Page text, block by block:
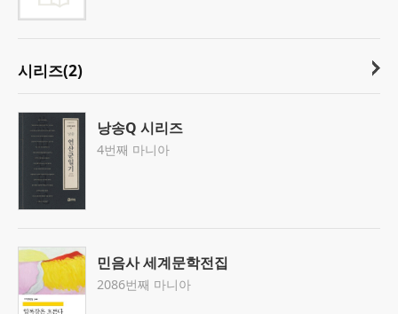
시리즈(2)
낭송Q 시리즈
4번째 마니아
민음사 세계문학전집
2086번째 마니아